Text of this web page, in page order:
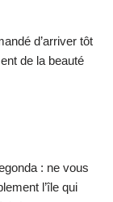
d’arriver tôt
de la beauté
: ne vous
l’île qui